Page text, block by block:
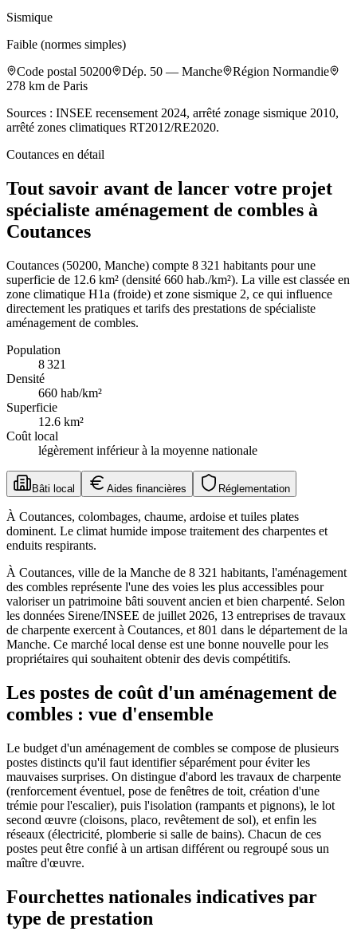
Sismique
Faible (normes simples)
Code postal 50200 Dép. 50 — Manche Région Normandie
278 km de Paris
Sources : INSEE recensement 2024, arrêté zonage sismique 2010,
arrêté zones climatiques RT2012/RE2020.
Coutances en détail
Tout savoir avant de lancer votre projet
spécialiste aménagement de combles à
Coutances
Coutances (50200, Manche) compte 8 321 habitants pour une
superficie de 12.6 km² (densité 660 hab./km²). La ville est classée en
zone climatique H1a (froide) et zone sismique 2, ce qui influence
directement les pratiques et tarifs des prestations de spécialiste
aménagement de combles.
Population
8 321
Densité
660 hab/km²
Superficie
12.6 km²
Coût local
légèrement inférieur à la moyenne nationale
Bâti local Aides financières Réglementation
À Coutances, colombages, chaume, ardoise et tuiles plates
dominent. Le climat humide impose traitement des charpentes et
enduits respirants.
À Coutances, ville de la Manche de 8 321 habitants, l'aménagement
des combles représente l'une des voies les plus accessibles pour
valoriser un patrimoine bâti souvent ancien et bien charpenté. Selon
les données Sirene/INSEE de juillet 2026, 13 entreprises de travaux
de charpente exercent à Coutances, et 801 dans le département de la
Manche. Ce marché local dense est une bonne nouvelle pour les
propriétaires qui souhaitent obtenir des devis compétitifs.
Les postes de coût d'un aménagement de
combles : vue d'ensemble
Le budget d'un aménagement de combles se compose de plusieurs
postes distincts qu'il faut identifier séparément pour éviter les
mauvaises surprises. On distingue d'abord les travaux de charpente
(renforcement éventuel, pose de fenêtres de toit, création d'une
trémie pour l'escalier), puis l'isolation (rampants et pignons), le lot
second œuvre (cloisons, placo, revêtement de sol), et enfin les
réseaux (électricité, plomberie si salle de bains). Chacun de ces
postes peut être confié à un artisan différent ou regroupé sous un
maître d'œuvre.
Fourchettes nationales indicatives par
type de prestation